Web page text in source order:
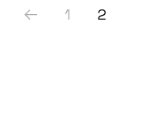
1 2